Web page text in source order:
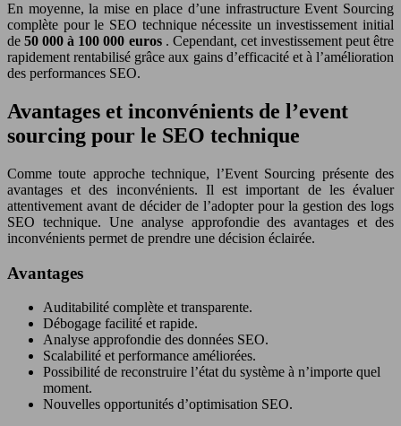
En moyenne, la mise en place d’une infrastructure Event Sourcing
complète pour le SEO technique nécessite un investissement initial
de50 000 à 100 000 euros . Cependant, cet investissement peut être
rapidement rentabilisé grâce aux gains d’efficacité et à l’amélioration
des performances SEO.
Avantages et inconvénients de l’event
sourcing pour le SEO technique
Comme toute approche technique, l’Event Sourcing présente des
avantages et des inconvénients. Il est important de les évaluer
attentivement avant de décider de l’adopter pour la gestion des logs
SEO technique. Une analyse approfondie des avantages et des
inconvénients permet de prendre une décision éclairée.
Avantages
Auditabilité complète et transparente.
Débogage facilité et rapide.
Analyse approfondie des données SEO.
Scalabilité et performance améliorées.
Possibilité de reconstruire l’état du système à n’importe quel
moment.
Nouvelles opportunités d’optimisation SEO.